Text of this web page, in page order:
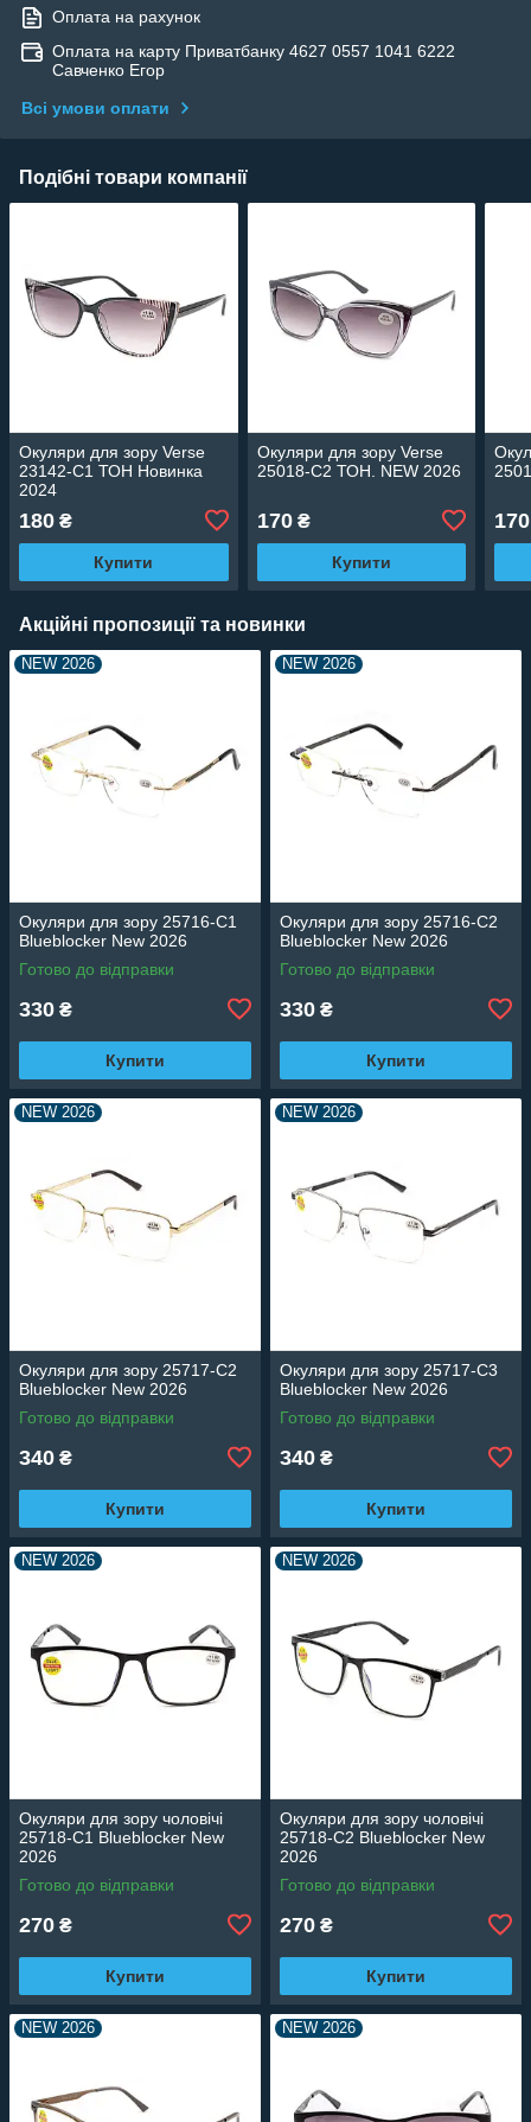
Оплата на рахунок
Оплата на карту Приватбанку 4627 0557 1041 6222
Савченко Егор
Всі умови оплати
Подібні товари компанії
Окуляри для зору Verse
23142-C1 ТОН Новинка
2024
180 ₴
Купити
Окуляри для зору Verse
25018-C2 ТОН. NEW 2026
170₴
Купити
170
Акційні пропозиції та новинки
NEW 2026
Окуляри для зору 25716-C1
Blueblocker New 2026
Готово до відправки
330 ₴
Купити
NEW 2026
Окуляри для зору 25716-C2
Blueblocker New 2026
Готово до відправки
330 ₴
Купити
NEW 2026
Окуляри для зору 25717-C2
Blueblocker New 2026
Готово до відправки
340 ₴
Купити
NEW 2026
Окуляри для зору 25717-C3
Blueblocker New 2026
Готово до відправки
340 ₴
Купити
NEW 2026
Окуляри для зору чоловічі
25718-C1 Blueblocker New
2026
Готово до відправки
270 ₴
Купити
NEW 2026
Окуляри для зору чоловічі
25718-C2 Blueblocker New
2026
Готово до відправки
270 ₴
Купити
NEW 2026 NEW 2026